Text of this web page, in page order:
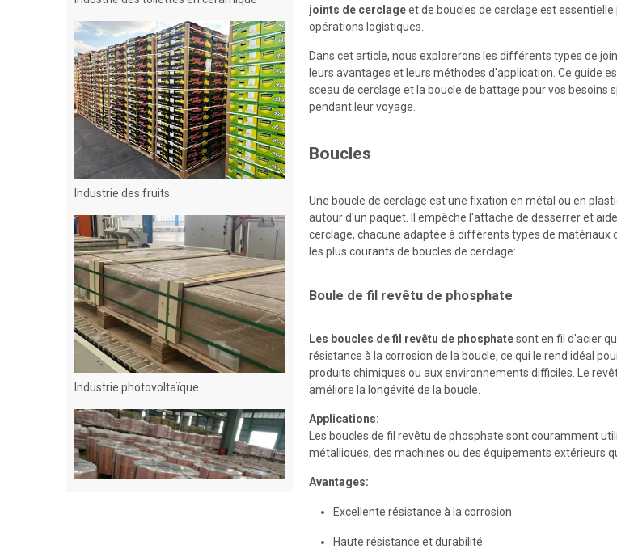
Industrie des fruits
Industrie photovoltaïque
joints de cerclageet de boucles de cerclage est
opérations logistiques.
Dans cet article, nous explorerons les différents types de
leurs avantages et leurs méthodes d'application. Ce guide
sceau de cerclage et la boucle de battage pour vos
pendant leur voyage.
Boucles
Une boucle de cerclage est une fixation en métal ou en
autour d'un paquet. Il empêche l'attache de desserrer et
cerclage, chacune adaptée à différents types de matériaux
les plus courants de boucles de cerclage:
Boule de fil revêtu de phosphate
Les boucles de fil revêtu de phosphatesont en fil d'acier
résistance à la corrosion de la boucle, ce qui le rend idéal
produits chimiques ou aux environnements difficiles. Le
améliore la longévité de la boucle.
Applications:
Les boucles de fil revêtu de phosphate sont couramment
métalliques, des machines ou des équipements extérieurs
Avantages:
Excellente résistance à la corrosion
Haute résistance et durabilité